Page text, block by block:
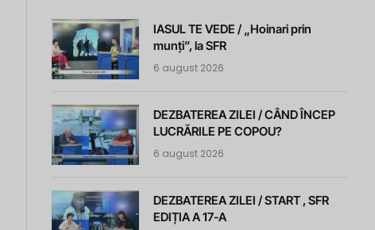
IASUL TE VEDE / „Hoinari prin
munți”, la SFR
6 august 2026
DEZBATEREA ZILEI / CÂND ÎNCEP
LUCRĂRILE PE COPOU?
6 august 2026
DEZBATEREA ZILEI / START , SFR
EDIȚIA A 17-A